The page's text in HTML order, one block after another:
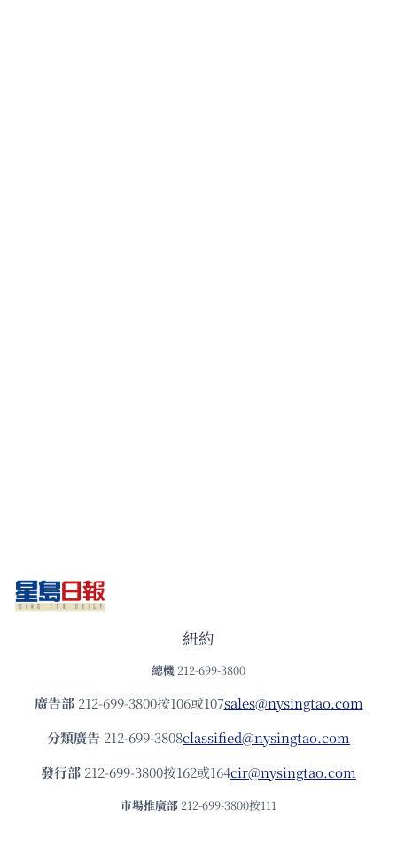
紐約
總機 212-699-3800
廣告部212-699-3800按106或107sales@nysingtao.com
分類廣告 212-699-3808classified@nysingtao.com
發⾏部 212-699-3800按162或164cir@nysingtao.com
市場推廣部 212-699-3800按111